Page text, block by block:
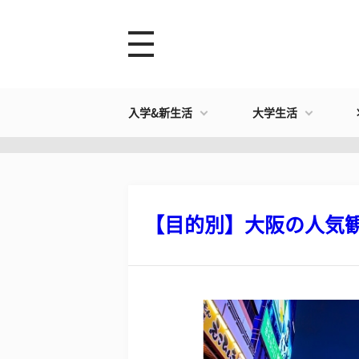
入学&新生活 大学生活
【目的別】大阪の人気